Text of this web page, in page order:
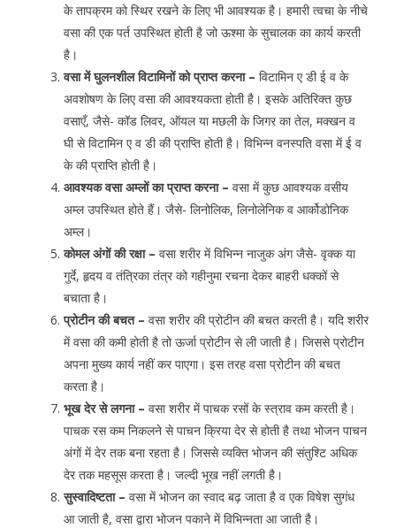
के तापक्रम को स्थिर रखने के लिए भी आवश्यक है। हमारी त्वचा के नीचे
वसा की एक पर्त उपस्थित होती है जो ऊश्मा के सुचालक का कार्य करती
है।
वसा में घुलनशील विटामिनों को प्राप्त करना – विटामिन ए डी ई व के
अवशोषण के लिए वसा की आवश्यकता होती है। इसके अतिरिक्त कुछ
वसाएँ, जैसे- कॉड लिवर, ऑयल या मछली के जिगर का तेल, मक्खन व
घी से विटामिन ए व डी की प्राप्ति होती है। विभिन्न वनस्पति वसा में ई व
के की प्राप्ति होती है।
आवश्यक वसा अम्लों का प्राप्त करना – वसा में कुछ आवश्यक वसीय
अम्ल उपस्थित होते हैं। जैसे- लिनोलिक, लिनोलेनिक व आर्कोडोनिक
अम्ल।
कोमल अंगों की रक्षा – वसा शरीर में विभिन्न नाजुक अंग जैसे- वृक्क या
गुर्दे, हृदय व तंत्रिका तंत्र को गहीनुमा रचना देकर बाहरी धक्कों से
बचाता है।
प्रोटीन की बचत – वसा शरीर की प्रोटीन की बचत करती है। यदि शरीर
में वसा की कमी होती है तो ऊर्जा प्रोटीन से ली जाती है। जिससे प्रोटीन
अपना मुख्य कार्य नहीं कर पाएगा। इस तरह वसा प्रोटीन की बचत
करता है।
भूख देर से लगना – वसा शरीर में पाचक रसों के स्त्राव कम करती है।
पाचक रस कम निकलने से पाचन क्रिया देर से होती है तथा भोजन पाचन
अंगों में देर तक बना रहता है। जिससे व्यक्ति भोजन की संतुश्टि अधिक
देर तक महसूस करता है। जल्दी भूख नहीं लगती है।
सुस्वादिष्टता – वसा में भोजन का स्वाद बढ़ जाता है व एक विषेश सुगंध
आ जाती है, वसा द्वारा भोजन पकाने में विभिन्नता आ जाती है।